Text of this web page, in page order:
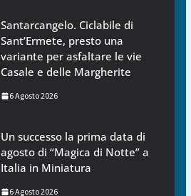
Santarcangelo. Ciclabile di
Sant’Ermete, presto una
variante per asfaltare le vie
Casale e delle Margherite
6 Agosto 2026
Un successo la prima data di
agosto di “Magica di Notte” a
Italia in Miniatura
6 Agosto 2026